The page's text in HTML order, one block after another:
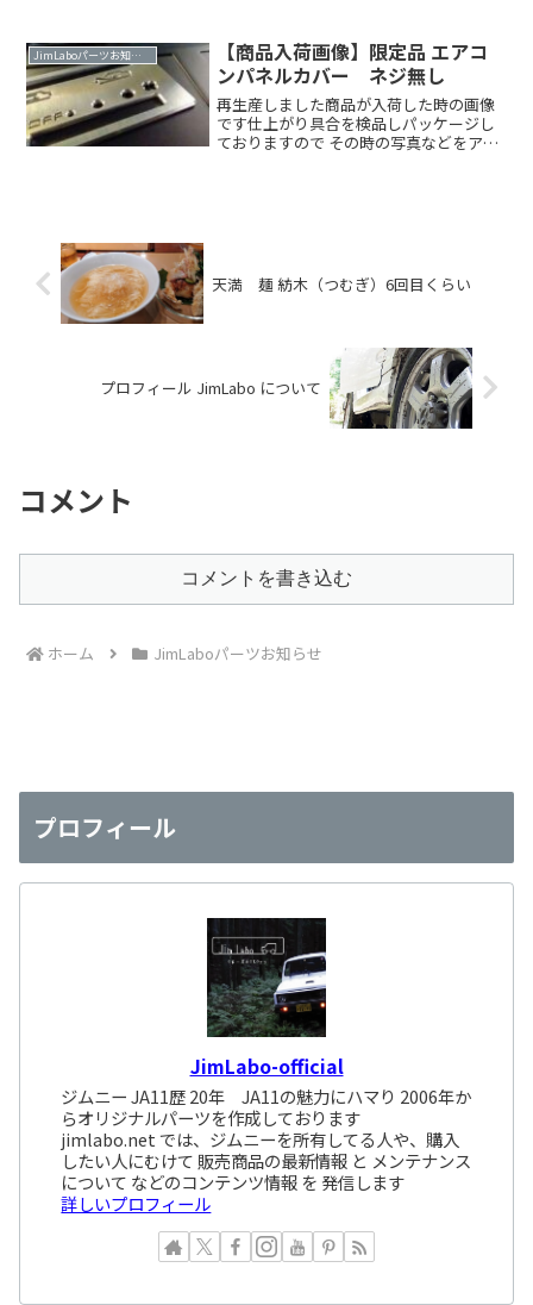
1000kg」アルミ削り出し品今回もキレイ
に仕上がっておRead more．．
JimLaboパーツお知らせ
【商品入荷画像】限定品 エアコ
ンパネルカバー ネジ無し
再生産しました商品が入荷した時の画像
です仕上がり具合を検品しパッケージし
ておりますので その時の写真などをアッ
天満 麺 紡木（つむぎ）6回目くらい
プロフィール JimLabo について
コメント
コメントを書き込む
ホーム JimLaboパーツお知らせ
プロフィール
JimLabo-official
ジムニー JA11歴 20年 JA11の魅力にハマり 2006年か
らオリジナルパーツを作成しております
jimlabo.net では、ジムニーを所有してる人や、購入
したい人にむけて 販売商品の最新情報 と メンテナンス
について などのコンテンツ情報 を 発信します
詳しいプロフィール